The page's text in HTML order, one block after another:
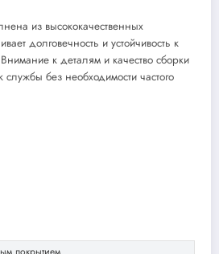
из высококачественных
долговечность и устойчивость к
к деталям и качество сборки
службы без необходимости частого